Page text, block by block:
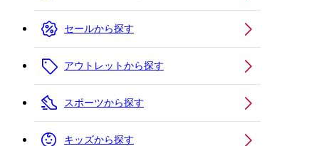
セールから探す
アウトレットから探す
スポーツから探す
キッズから探す